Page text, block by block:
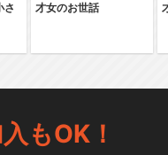
ジカル『刀剣乱舞』 ～
さ
才女のお世話
もOK！